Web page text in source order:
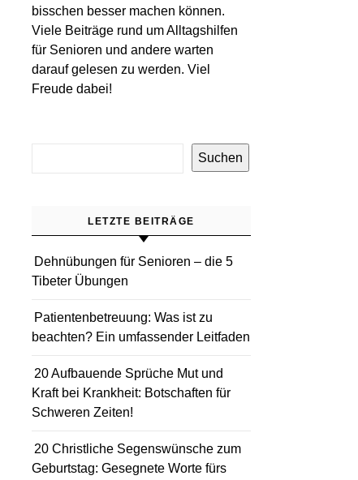
bisschen besser machen können.
Viele Beiträge rund um Alltagshilfen
für Senioren und andere warten
darauf gelesen zu werden. Viel
Freude dabei!
Suchen
LETZTE BEITRÄGE
Dehnübungen für Senioren – die 5
Tibeter Übungen
Patientenbetreuung: Was ist zu
beachten? Ein umfassender Leitfaden
20 Aufbauende Sprüche Mut und
Kraft bei Krankheit: Botschaften für
Schweren Zeiten!
20 Christliche Segenswünsche zum
Geburtstag: Gesegnete Worte fürs